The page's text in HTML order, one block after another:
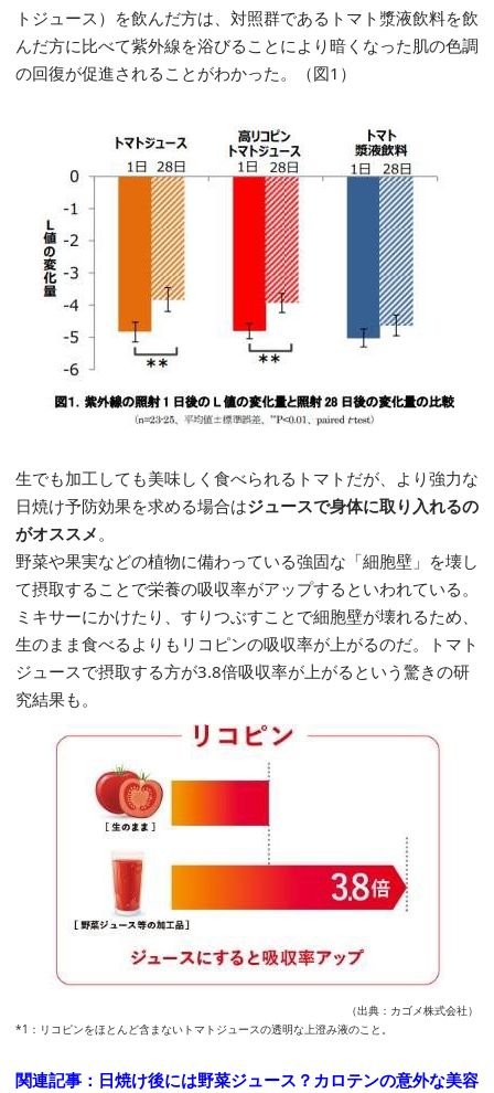
トジュース）を飲んだ方は、対照群であるトマト漿液飲料を飲
んだ方に比べて紫外線を浴びることにより暗くなった肌の色調
の回復が促進されることがわかった。（図1）
生でも加工しても美味しく食べられるトマトだが、より強力な
日焼け予防効果を求める場合はジュースで身体に取り入れるの
がオススメ。
野菜や果実などの植物に備わっている強固な「細胞壁」を壊し
て摂取することで栄養の吸収率がアップするといわれている。
ミキサーにかけたり、すりつぶすことで細胞壁が壊れるため、
生のまま食べるよりもリコピンの吸収率が上がるのだ。トマト
ジュースで摂取する方が3.8倍吸収率が上がるという驚きの研
究結果も。
（出典：カゴメ株式会社）
*1：リコピンをほとんど含まないトマトジュースの透明な上澄み液のこと。
関連記事：日焼け後には野菜ジュース？カロテンの意外な美容